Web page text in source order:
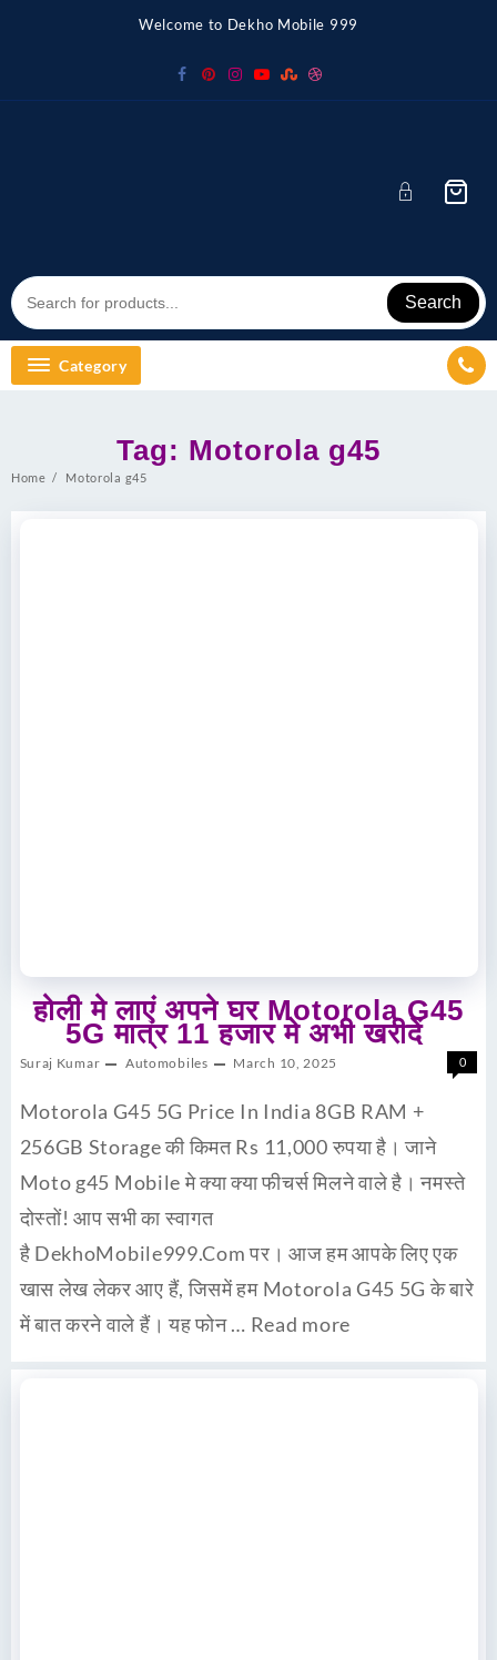
Welcome to Dekho Mobile 999
Search
Category
Tag: Motorola g45
Home Motorola g45
होली मे लाएं अपने घर Motorola G45
5G मात्र 11 हजार मे अभी खरीदें
Suraj Kumar Automobiles March 10, 2025 0
Motorola G45 5G Price In India 8GB RAM +
256GB Storage की किमत Rs 11,000 रुपया है। जाने
Moto g45 Mobile मे क्या क्या फीचर्स मिलने वाले है। नमस्ते
दोस्तों! आप सभी का स्वागत
है DekhoMobile999.Com पर। आज हम आपके लिए एक
खास लेख लेकर आए हैं, जिसमें हम Motorola G45 5G के बारे
में बात करने वाले हैं। यह फोन … Read more